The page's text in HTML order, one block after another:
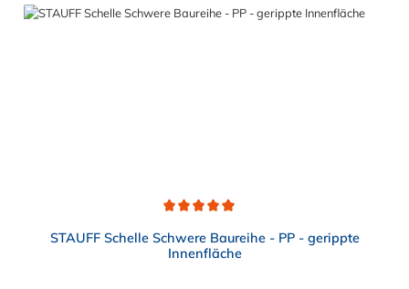
- 8S M20 x 190 - 9S M24 x 220 - 10S M30 x 300 - 11S M30 x
STAUFF Schelle Schwere Baureihe - PP - gerippte
Innenfläche